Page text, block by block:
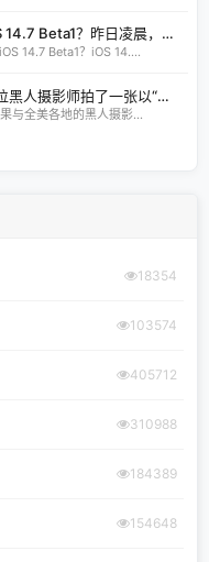
等待iOS 14.6正式版还是更新iOS 14.7 Beta1？昨日凌晨，苹果为开发者预览版用户推送了iOS 14.7 Beta1测试版的更新，距周二发布的iOS 14.6RC版仅隔了两天时间。
14.7 Beta1？iOS 14....
为了庆祝“黑人历史月”:苹果和一位黑人摄影师拍了一张以“家乡”为主题的照片
与全美各地的黑人摄影...
18354
103574
405712
310988
184389
154648